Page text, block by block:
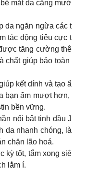
mặt da căng mướ
da ngăn ngừa các t
tác động tiêu cực t
tăng cường thê
chất giúp bảo toàn
kết dính và tạo ẩ
bạn ẩm mượt hơn,
bền vững.
nổi bật tinh dầu J
da nhanh chóng, là
chặn lão hoá.
kỳ tốt, tắm xong siê
lắm í.